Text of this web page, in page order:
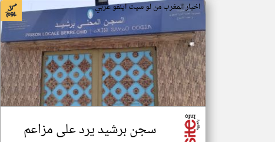
اخبار المغرب من لو سيت اينفو عربي
سجن برشيد يرد على مزاعم